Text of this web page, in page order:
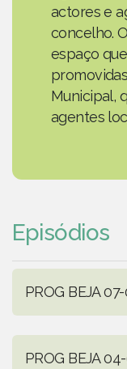
actores e
concelho.
espaço
Municipal,
agentes
Episódios
PROG BEJA
PROG BEJA